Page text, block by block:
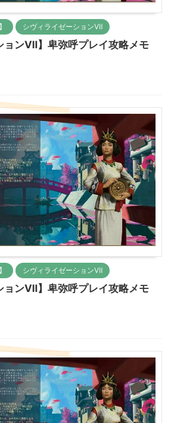
シヴィライゼーションⅦ
ョンⅦ】卑弥呼プレイ攻略メモ
シヴィライゼーションⅦ
ョンⅦ】卑弥呼プレイ攻略メモ